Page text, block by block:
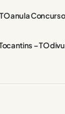
anula
– TO